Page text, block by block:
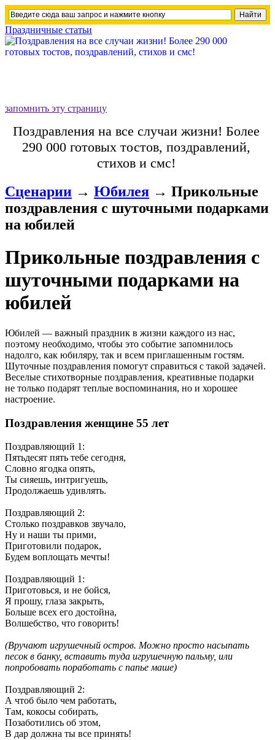
Праздничные статьи
запомнить эту страницу
Поздравления на все случаи жизни! Более
290 000 готовых тостов, поздравлений,
стихов и смс!
Сценарии → Юбилея → Прикольные
поздравления с шуточными подарками
на юбилей
Прикольные поздравления с
шуточными подарками на
юбилей
Юбилей — важный праздник в жизни каждого из нас,
поэтому необходимо, чтобы это событие запомнилось
надолго, как юбиляру, так и всем приглашенным гостям.
Шуточные поздравления помогут справиться с такой задачей.
Веселые стихотворные поздравления, креативные подарки
не только подарят теплые воспоминания, но и хорошее
настроение.
Поздравления женщине 55 лет
Поздравляющий 1 :
Пятьдесят пять тебе сегодня,
Словно ягодка опять,
Ты сияешь, интригуешь,
Продолжаешь удивлять.
Поздравляющий 2:
Столько поздравков звучало,
Ну и наши ты прими,
Приготовили подарок,
Будем воплощать мечты!
Поздравляющий 1 :
Приготовься, и не бойся,
Я прошу, глаза закрыть,
Больше всех его достойна,
Волшебство, что говорить!
(Вручают игрушечный остров. Можно просто насыпать
песок в банку, вставить туда игрушечную пальму, или
попробовать поработать с папье маше)
Поздравляющий 2:
А чтоб было чем работать,
Там, кокосы собирать,
Позаботились об этом,
В дар должна ты все принять!